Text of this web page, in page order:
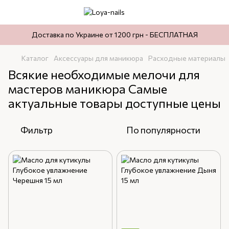
Доставка по Украине от 1200 грн - БЕСПЛАТНАЯ
Каталог Аксессуары для маникюра Расходные материалы
Всякие необходимые мелочи для
мастеров маникюра Самые
актуальные товары доступные цены
Фильтр По популярности